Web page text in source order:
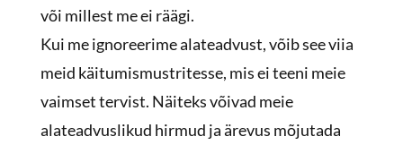
või millest me ei räägi.
Kui me ignoreerime alateadvust, võib see viia
meid käitumismustritesse, mis ei teeni meie
vaimset tervist. Näiteks võivad meie
alateadvuslikud hirmud ja ärevus mõjutada